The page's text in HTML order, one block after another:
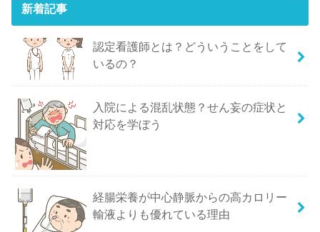
新着記事
認定看護師とは？どういうことをして
いるの？
入院による混乱状態？せん妄の症状と
対応を学ぼう
経腸栄養が中心静脈からの高カロリー
輸液よりも優れている理由